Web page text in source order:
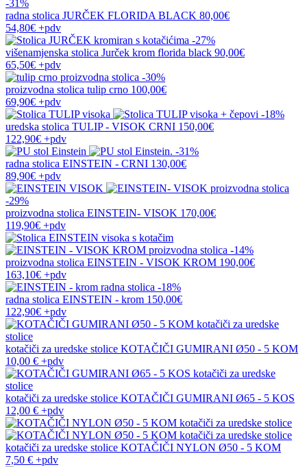
-31%
radna stolica JURČEK FLORIDA BLACK 80,00€
54,80€ +pdv
-27%
višenamjenska stolica Jurček krom florida black 90,00€
65,50€ +pdv
-30%
proizvodna stolica tulip crno 100,00€
69,90€ +pdv
-18%
uredska stolica TULIP - VISOK CRNI 150,00€
122,90€ +pdv
-31%
radna stolica EINSTEIN - CRNI 130,00€
89,90€ +pdv
-29%
proizvodna stolica EINSTEIN- VISOK 170,00€
119,90€ +pdv
-14%
proizvodna stolica EINSTEIN - VISOK KROM 190,00€
163,10€ +pdv
-18%
radna stolica EINSTEIN - krom 150,00€
122,90€ +pdv
kotačiči za uredske stolice KOTAČIČI GUMIRANI Ø50 - 5 KOM
10,00 € +pdv
kotačiči za uredske stolice KOTAČIČI GUMIRANI Ø65 - 5 KOS
12,00 € +pdv
kotačiči za uredske stolice KOTAČIČI NYLON Ø50 - 5 KOM
7,50 € +pdv